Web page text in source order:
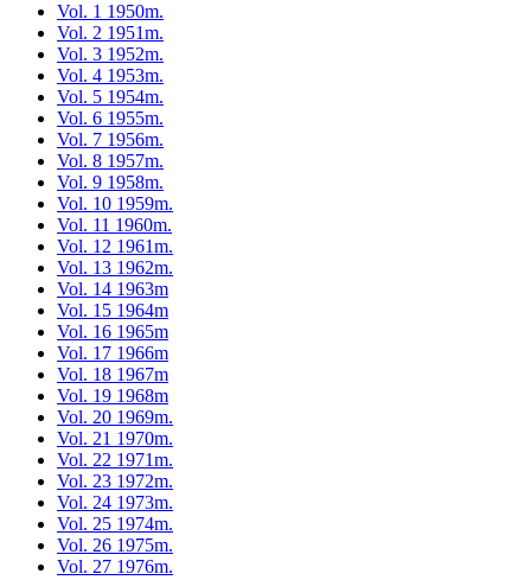
Vol. 1 1950m.
Vol. 2 1951m.
Vol. 3 1952m.
Vol. 4 1953m.
Vol. 5 1954m.
Vol. 6 1955m.
Vol. 7 1956m.
Vol. 8 1957m.
Vol. 9 1958m.
Vol. 10 1959m.
Vol. 11 1960m.
Vol. 12 1961m.
Vol. 13 1962m.
Vol. 14 1963m
Vol. 15 1964m
Vol. 16 1965m
Vol. 17 1966m
Vol. 18 1967m
Vol. 19 1968m
Vol. 20 1969m.
Vol. 21 1970m.
Vol. 22 1971m.
Vol. 23 1972m.
Vol. 24 1973m.
Vol. 25 1974m.
Vol. 26 1975m.
Vol. 27 1976m.